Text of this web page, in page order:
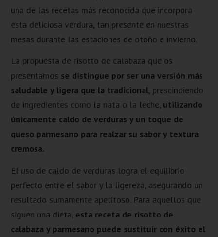
una de las recetas más reconocida que incorpora
esta deliciosa verdura, tan presente en nuestras
mesas durante las estaciones de otoño e invierno.
La propuesta de risotto de calabaza que os
presentamos se distingue por ser una versión más
saludable y ligera que la tradicional, prescindiendo
de ingredientes como la nata o la leche, utilizando
únicamente caldo de verduras y un toque de
queso parmesano para realzar su sabor y textura
cremosa.
El uso de caldo de verduras logra el equilibrio
perfecto entre el sabor y la ligereza, asegurando un
resultado sumamente apetitoso. Para aquellos que
siguen una dieta, esta receta de risotto de
calabaza y parmesano puede sustituir con éxito el